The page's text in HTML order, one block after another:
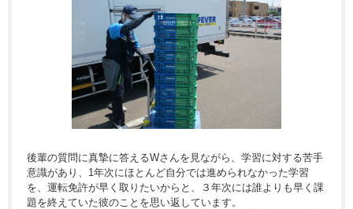
後輩の質問に真摯に答えるWさんを見ながら、学習に対する苦手
意識があり、1年次にほとんど自分では進められなかった学習
を、運転免許が早く取りたいからと、３年次には誰よりも早く課
題を終えていた彼のことを思い返しています。